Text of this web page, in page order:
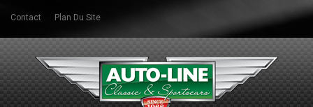
Contact Plan Du Site